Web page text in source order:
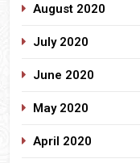
August 2020
July 2020
June 2020
May 2020
April 2020